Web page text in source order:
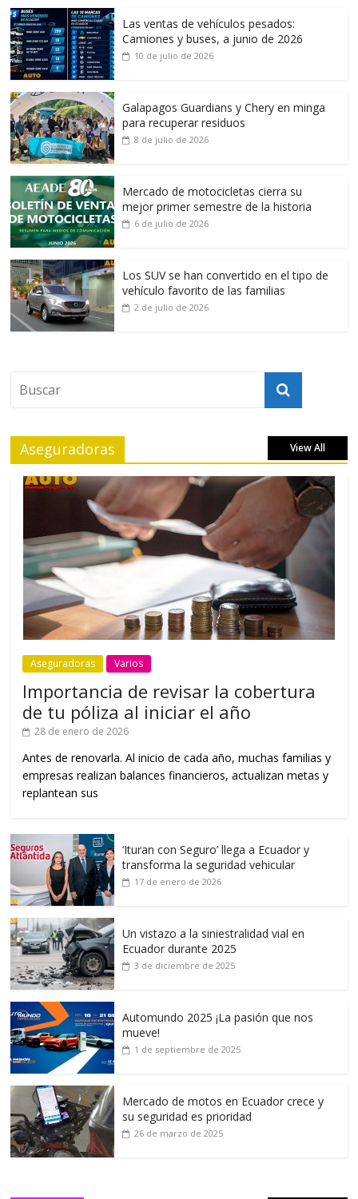
Las ventas de vehículos pesados:
Camiones y buses, a junio de 2026
10 de julio de 2026
Galapagos Guardians y Chery en minga
para recuperar residuos
8 de julio de 2026
Mercado de motocicletas cierra su
mejor primer semestre de la historia
6 de julio de 2026
Los SUV se han convertido en el tipo de
vehículo favorito de las familias
2 de julio de 2026
Aseguradoras View All
Aseguradoras Varios
Importancia de revisar la cobertura
de tu póliza al iniciar el año
28 de enero de 2026
Antes de renovarla. Al inicio de cada año, muchas familias y
empresas realizan balances financieros, actualizan metas y
replantean sus
‘Ituran con Seguro’ llega a Ecuador y
transforma la seguridad vehicular
17 de enero de 2026
Un vistazo a la siniestralidad vial en
Ecuador durante 2025
3 de diciembre de 2025
Automundo 2025 ¡La pasión que nos
mueve!
1 de septiembre de 2025
Mercado de motos en Ecuador crece y
su seguridad es prioridad
26 de marzo de 2025